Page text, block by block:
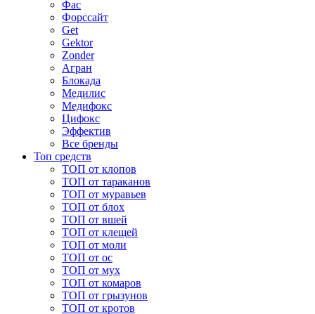
Фас
Форcсайт
Get
Gektor
Zonder
Агран
Блокада
Медилис
Медифокс
Цифокс
Эффектив
Все бренды
Топ средств
ТОП от клопов
ТОП от тараканов
ТОП от муравьев
ТОП от блох
ТОП от вшей
ТОП от клещей
ТОП от моли
ТОП от ос
ТОП от мух
ТОП от комаров
ТОП от грызунов
ТОП от кротов